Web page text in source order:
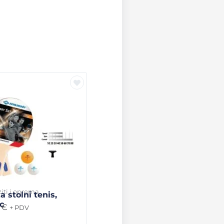
i oprema
stolni tenis,
€ + PDV